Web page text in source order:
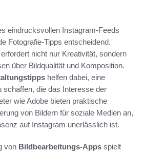
eindrucksvollen Instagram-Feeds
Fotografie-Tipps entscheidend.
erfordert nicht nur Kreativität, sondern
über Bildqualität und Komposition.
helfen dabei, eine
schaffen, die das Interesse der
wie Adobe bieten praktische
von Bildern für soziale Medien an,
auf Instagram unerlässlich ist.
von Bildbearbeitungs-Apps spielt